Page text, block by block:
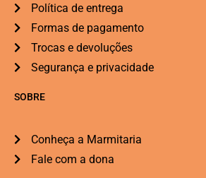
Política de entrega
Formas de pagamento
Trocas e devoluções
Segurança e privacidade
SOBRE
Conheça a Marmitaria
Fale com a dona